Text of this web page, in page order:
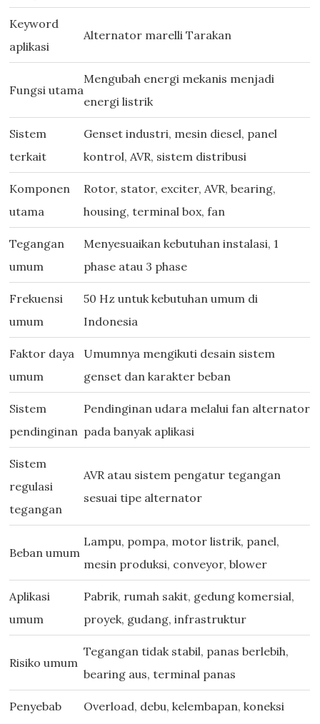
Keyword
aplikasi
Alternator marelli Tarakan
Fungsi utama
Mengubah energi mekanis menjadi
energi listrik
Sistem
terkait
Genset industri, mesin diesel, panel
kontrol, AVR, sistem distribusi
Komponen
utama
Rotor, stator, exciter, AVR, bearing,
housing, terminal box, fan
Tegangan
umum
Menyesuaikan kebutuhan instalasi, 1
phase atau 3 phase
Frekuensi
umum
50 Hz untuk kebutuhan umum di
Indonesia
Faktor daya
umum
Umumnya mengikuti desain sistem
genset dan karakter beban
Sistem
pendinginan
Pendinginan udara melalui fan alternator
pada banyak aplikasi
Sistem
regulasi
tegangan
AVR atau sistem pengatur tegangan
sesuai tipe alternator
Beban umum
Lampu, pompa, motor listrik, panel,
mesin produksi, conveyor, blower
Aplikasi
umum
Pabrik, rumah sakit, gedung komersial,
proyek, gudang, infrastruktur
Risiko umum
Tegangan tidak stabil, panas berlebih,
bearing aus, terminal panas
Penyebab
Overload, debu, kelembapan, koneksi